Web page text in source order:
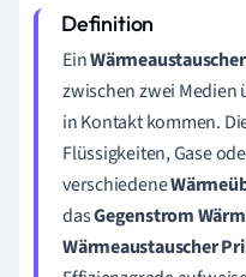
EinWärmeaustauscher
zwischen zwei Medien
in Kontakt kommen.
Flüssigkeiten, Gase
verschiedene
dasGegenstrom
Wärmeaustauscher